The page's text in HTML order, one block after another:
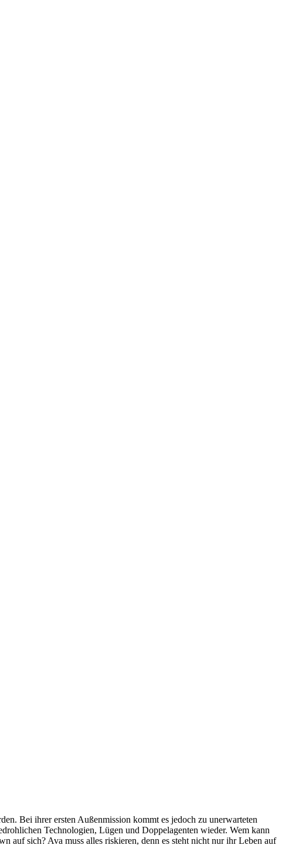
Bei ihrer ersten Außenmission kommt es jedoch zu unerwarteten
Technologien, Lügen und Doppelagenten wieder. Wem kann
auf sich? Ava muss alles riskieren, denn es steht nicht nur ihr Leben auf